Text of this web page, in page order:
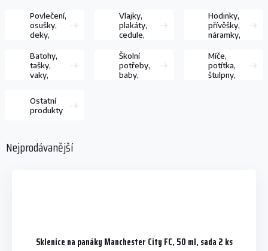
Povlečení,
osušky,
deky,
Vlajky,
plakáty,
cedule,
Hodinky,
přívěšky,
náramky,
Batohy,
tašky,
vaky,
Školní
potřeby,
baby,
Míče,
potítka,
štulpny,
Ostatní
produkty
Nejprodávanější
Sklenice na panáky Manchester City FC, 50 ml, sada 2 ks